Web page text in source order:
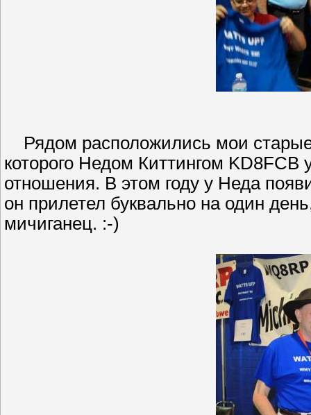
Рядом расположились мои старые
которого Недом Киттингом
отношения. В этом году у Неда
он прилетел буквально на один
мичиганец. :-)